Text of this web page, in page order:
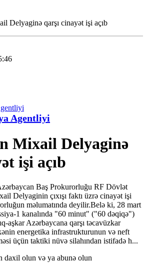
Delyaginə qarşı cinayət işi açıb
Agentliyi
Mixail Delyaginə
işi açıb
Baş Prokurorluğu RF Dövlət
Delyaginin çıxışı faktı üzrə cinayət işi
məlumatında deyilir.Belə ki, 28 mart
1 kanalında "60 minut" ("60 dəqiqə")
aşkar Azərbaycana qarşı təcavüzkar
energetika infrastrukturunun və neft
üçün taktiki nüvə silahından istifadə h...
daxil olun və ya abunə olun